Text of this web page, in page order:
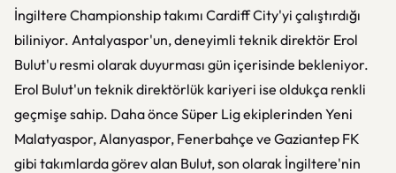
İngiltere Championship takımı Cardiff City'yi çalıştırdığı
biliniyor. Antalyaspor'un, deneyimli teknik direktör Erol
Bulut'u resmi olarak duyurması gün içerisinde bekleniyor.
Erol Bulut'un teknik direktörlük kariyeri ise oldukça renkli
geçmişe sahip. Daha önce Süper Lig ekiplerinden Yeni
Malatyaspor, Alanyaspor, Fenerbahçe ve Gaziantep FK
gibi takımlarda görev alan Bulut, son olarak İngiltere'nin